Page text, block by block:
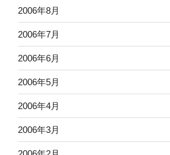
2006年8月
2006年7月
2006年6月
2006年5月
2006年4月
2006年3月